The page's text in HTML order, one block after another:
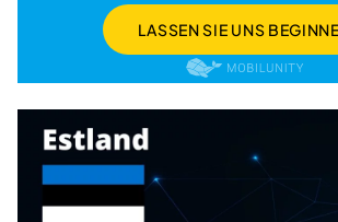
LASSEN SIE UNS